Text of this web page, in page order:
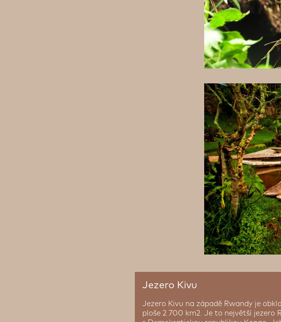
Jezero Kivu
Jezero Kivu na západě Rwandy je
ploše 2 700 km2. Je to největší jezero